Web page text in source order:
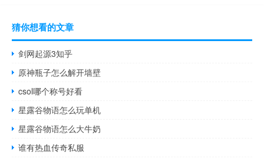
猜你想看的文章
剑网起源3知乎
原神瓶子怎么解开墙壁
csol哪个称号好看
星露谷物语怎么玩单机
星露谷物语怎么大牛奶
谁有热血传奇私服